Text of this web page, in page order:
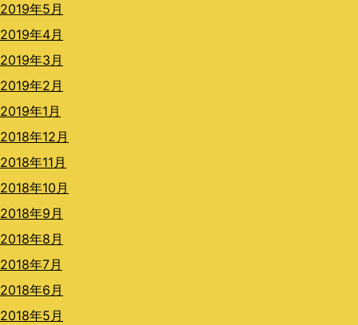
2019年5月
2019年4月
2019年3月
2019年2月
2019年1月
2018年12月
2018年11月
2018年10月
2018年9月
2018年8月
2018年7月
2018年6月
2018年5月